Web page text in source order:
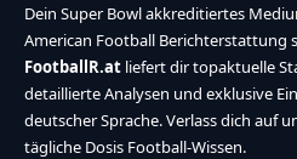
Dein Super Bowl akkreditiertes
American Football Berichterstattung
FootballR.at liefert dir topaktuelle
detaillierte Analysen und exklusive
deutscher Sprache. Verlass dich auf
tägliche Dosis Football-Wissen.